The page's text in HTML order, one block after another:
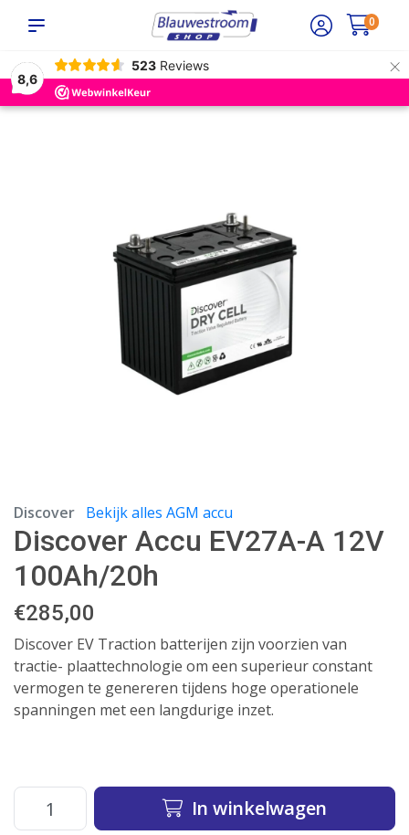
8,6
523 Reviews ×
0
Discover Bekijk alles AGM accu
Discover Accu EV27A-A 12V
100Ah/20h
€285,00
Discover EV Traction batterijen zijn voorzien van
tractie- plaattechnologie om een superieur constant
vermogen te genereren tijdens hoge operationele
spanningen met een langdurige inzet.
In winkelwagen